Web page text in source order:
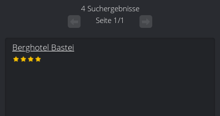
4 Suchergebnisse
Seite 1/1
Berghotel Bastei